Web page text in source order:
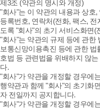
제3조 (약관의 명시와 개정)
"회사"는 이 약관의 내용과 상호
등록번호, 연락처(전화, 팩스,
도록 "회사"의 초기 서비스화면(
"회사"는 약관의 규제 등에 관한
보통신망이용촉진 등에 관한 법
호법 등 관련법을 위배하지 않
다.
"회사"가 약관을 개정할 경우에
행약관과 함께 "회사"의 초기화
자 전일까지 공지합니다.
"회사"가 약관을 개정할 경우에